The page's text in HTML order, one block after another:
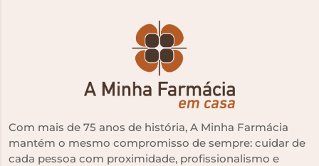
Com mais de 75 anos de história, A Minha Farmácia
mantém o mesmo compromisso de sempre: cuidar de
cada pessoa com proximidade, profissionalismo e